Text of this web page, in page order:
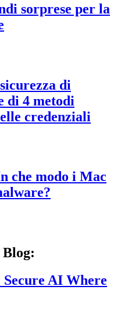
sorprese per la
di
di 4 metodi
credenziali
che modo i Mac
AI Where